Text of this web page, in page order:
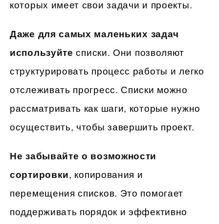
которых имеет свои задачи и проекты.
Даже для самых маленьких задач
используйте списки. Они позволяют
структурировать процесс работы и легко
отслеживать прогресс. Списки можно
рассматривать как шаги, которые нужно
осуществить, чтобы завершить проект.
Не забывайте о возможности
сортировки, копирования и
перемещения списков. Это помогает
поддерживать порядок и эффективно